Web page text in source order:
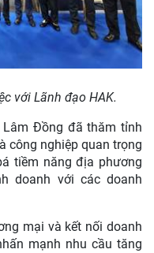
với Lãnh đạo HAK.
Đồng đã thăm tỉnh
công nghiệp quan trọng
tiềm năng địa phương
doanh với các doanh
mại và kết nối doanh
mạnh nhu cầu tăng